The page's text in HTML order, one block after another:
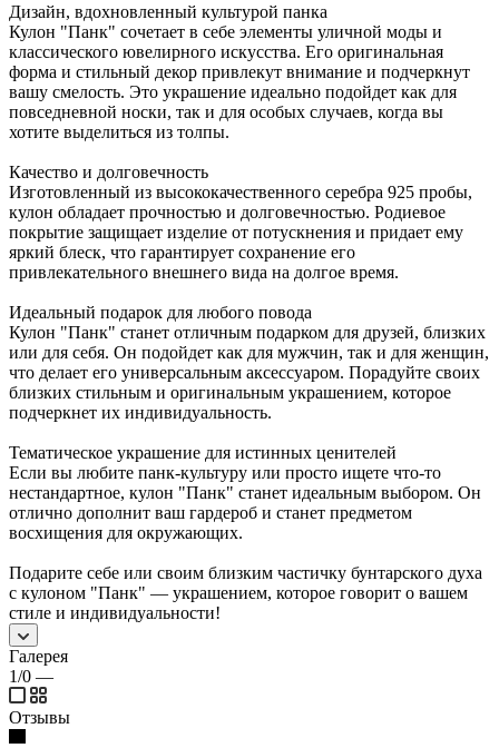
Дизайн, вдохновленный культурой панка
Кулон "Панк" сочетает в себе элементы уличной моды и
классического ювелирного искусства. Его оригинальная
форма и стильный декор привлекут внимание и подчеркнут
вашу смелость. Это украшение идеально подойдет как для
повседневной носки, так и для особых случаев, когда вы
хотите выделиться из толпы.
Качество и долговечность
Изготовленный из высококачественного серебра 925 пробы,
кулон обладает прочностью и долговечностью. Родиевое
покрытие защищает изделие от потускнения и придает ему
яркий блеск, что гарантирует сохранение его
привлекательного внешнего вида на долгое время.
Идеальный подарок для любого повода
Кулон "Панк" станет отличным подарком для друзей, близких
или для себя. Он подойдет как для мужчин, так и для женщин,
что делает его универсальным аксессуаром. Порадуйте своих
близких стильным и оригинальным украшением, которое
подчеркнет их индивидуальность.
Тематическое украшение для истинных ценителей
Если вы любите панк-культуру или просто ищете что-то
нестандартное, кулон "Панк" станет идеальным выбором. Он
отлично дополнит ваш гардероб и станет предметом
восхищения для окружающих.
Подарите себе или своим близким частичку бунтарского духа
с кулоном "Панк" — украшением, которое говорит о вашем
стиле и индивидуальности!
Галерея
1/0 —
Отзывы